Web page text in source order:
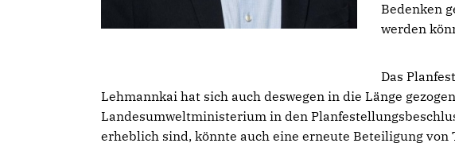
Bedenken
werden
Das
Lehmannkai hat sich auch deswegen in die Länge
Landesumweltministerium in den
erheblich sind, könnte auch eine erneute Beteiligung